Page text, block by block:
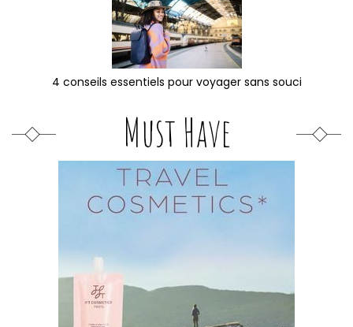
4 conseils essentiels pour voyager sans souci
Must Have